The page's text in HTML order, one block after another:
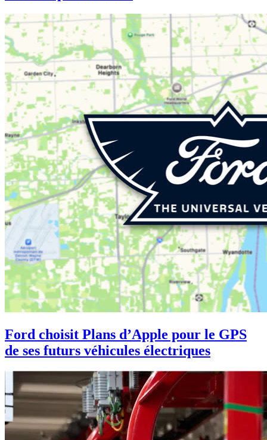
Ford choisit Plans d’Apple pour le GPS
de ses futurs véhicules électriques